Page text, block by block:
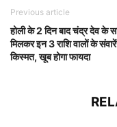
Previous article
होली के 2 दिन बाद चंद्र देव के
मिलकर इन 3 राशि वालों के
किस्मत, खूब होगा फायदा